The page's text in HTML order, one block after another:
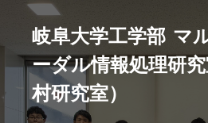
ン
岐阜大学工学部 マ
ーダル情報処理研究
村研究室）